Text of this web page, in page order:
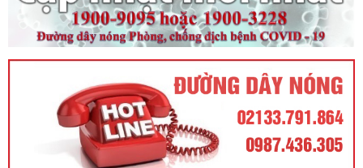
Số:31/2024/QH15
(Luật Đất đai)
Ngày ban hành: (21/08/2024)
88/2024/NĐ-CP
(Nghị định Quy định về bồi thường, hỗ trợ, tái định cư khi
Nhà nước thu hồi đất)
Ngày ban hành: (21/08/2024)